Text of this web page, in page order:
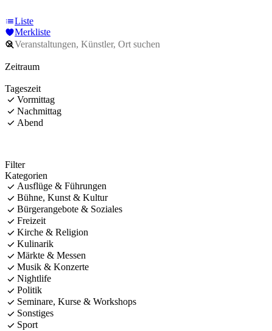
Liste
Merkliste
Zeitraum
Tageszeit
Vormittag
Nachmittag
Abend
Filter
Kategorien
Ausflüge & Führungen
Bühne, Kunst & Kultur
Bürgerangebote & Soziales
Freizeit
Kirche & Religion
Kulinarik
Märkte & Messen
Musik & Konzerte
Nightlife
Politik
Seminare, Kurse & Workshops
Sonstiges
Sport